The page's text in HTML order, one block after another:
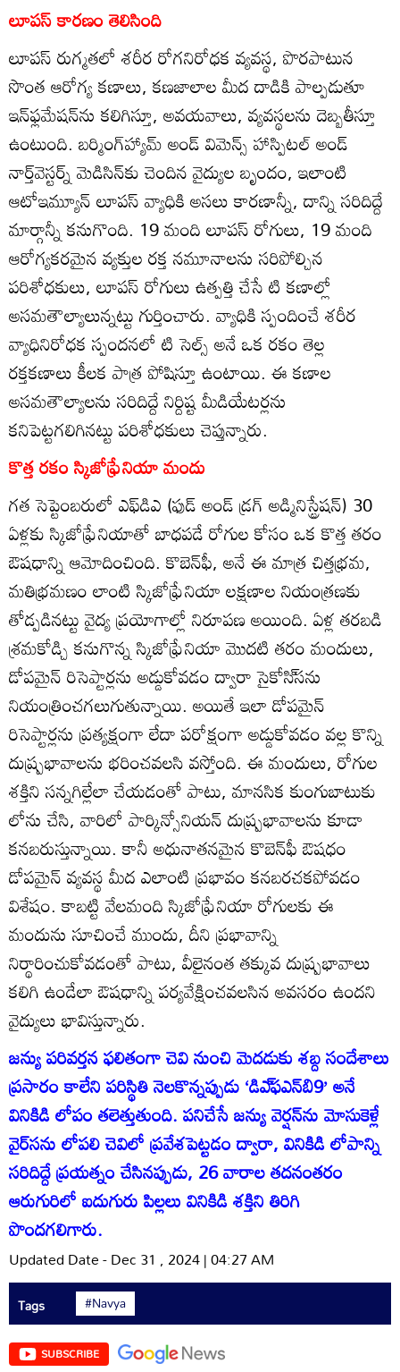
లూపస్‌ కారణం తెలిసింది
లూపస్‌ రుగ్మతలో శరీర రోగనిరోధక వ్యవస్థ, పొరపాటున
సొంత ఆరోగ్య కణాలు, కణజాలాల మీద దాడికి పాల్పడుతూ
ఇన్‌ఫ్లమేషన్‌ను కలిగిస్తూ, అవయవాలు, వ్యవస్థలను దెబ్బతీస్తూ
ఉంటుంది. బర్మింగ్‌హ్యామ్‌ అండ్‌ విమెన్స్‌ హాస్పిటల్‌ అండ్‌
నార్త్‌వెస్టర్న్‌ మెడిసిన్‌కు చెందిన వైద్యుల బృందం, ఇలాంటి
ఆటోఇమ్యూన్‌ లూపస్‌ వ్యాధికి అసలు కారణాన్నీ, దాన్ని సరిదిద్దే
మార్గాన్నీ కనుగొంది. 19 మంది లూపస్‌ రోగులు, 19 మంది
ఆరోగ్యకరమైన వ్యక్తుల రక్త నమూనాలను సరిపోల్చిన
పరిశోధకులు, లూపస్‌ రోగులు ఉత్పత్తి చేసే టి కణాల్లో
అసమతౌల్యాలున్నట్టు గుర్తించారు. వ్యాధికి స్పందించే శరీర
వ్యాధినిరోధక స్పందనలో టి సెల్స్‌ అనే ఒక రకం తెల్ల
రక్తకణాలు కీలక పాత్ర పోషిస్తూ ఉంటాయి. ఈ కణాల
అసమతౌల్యాలను సరిదిద్దే నిర్దిష్ట మీడియేటర్లను
కనిపెట్టగలిగినట్టు పరిశోధకులు చెప్తున్నారు.
కొత్త రకం స్కిజోఫ్రేనియా మందు
గత సెప్టెంబరులో ఎఫ్‌డిఎ (ఫుడ్‌ అండ్‌ డ్రగ్‌ అడ్మినిస్ట్రేషన్‌) 30
ఏళ్లకు స్కిజోఫ్రేనియాతో బాధపడే రోగుల కోసం ఒక కొత్త తరం
ఔషధాన్ని ఆమోదించింది. కొబెన్‌ఫీ, అనే ఈ మాత్ర చిత్తభ్రమ,
మతిభ్రమణం లాంటి స్కిజోఫ్రేనియా లక్షణాల నియంత్రణకు
తోడ్పడినట్టు వైద్య ప్రయోగాల్లో నిరూపణ అయింది. ఏళ్ల తరబడి
శ్రమకోడ్చి కనుగొన్న స్కిజోఫ్రేనియా మొదటి తరం మందులు,
డోపమైన్‌ రిసెప్టార్లను అడ్డుకోవడం ద్వారా సైకోసి్‌సను
నియంత్రించగలుగుతున్నాయి. అయితే ఇలా డోపమైన్‌
రిసెప్టార్లను ప్రత్యక్షంగా లేదా పరోక్షంగా అడ్డుకోవడం వల్ల కొన్ని
దుష్ప్రభావాలను భరించవలసి వస్తోంది. ఈ మందులు, రోగుల
శక్తిని సన్నగిల్లేలా చేయడంతో పాటు, మానసిక కుంగుబాటుకు
లోను చేసి, వారిలో పార్కిన్సోనియన్‌ దుష్ప్రభావాలను కూడా
కనబరుస్తున్నాయి. కానీ అధునాతనమైన కొబెన్‌ఫీ ఔషధం
డోపమైన్‌ వ్యవస్థ మీద ఎలాంటి ప్రభావం కనబరచకపోవడం
విశేషం. కాబట్టి వేలమంది స్కిజోఫ్రేనియా రోగులకు ఈ
మందును సూచించే ముందు, దీని ప్రభావాన్ని
నిర్థారించుకోవడంతో పాటు, వీలైనంత తక్కువ దుష్ప్రభావాలు
కలిగి ఉండేలా ఔషధాన్ని పర్యవేక్షించవలసిన అవసరం ఉందని
వైద్యులు భావిస్తున్నారు.
జన్యు పరివర్తన ఫలితంగా చెవి నుంచి మెదడుకు శబ్ద సందేశాలు
ప్రసారం కాలేని పరిస్థితి నెలకొన్నప్పుడు ‘డిఎ్‌ఫఎన్‌బి9’ అనే
వినికిడి లోపం తలెత్తుతుంది. పనిచేసే జన్యు వెర్షన్‌ను మోసుకెళ్లే
వైర్‌సను లోపలి చెవిలో ప్రవేశపెట్టడం ద్వారా, వినికిడి లోపాన్ని
సరిదిద్దే ప్రయత్నం చేసినప్పుడు, 26 వారాల తదనంతరం
ఆరుగురిలో ఐదుగురు పిల్లలు వినికిడి శక్తిని తిరిగి
పొందగలిగారు.
Updated Date - Dec 31 , 2024 | 04:27 AM
Tags #Navya
SUBSCRIBE